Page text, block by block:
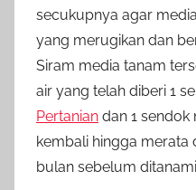
secukupnya agar
yang merugikan dan
Siram media tanam
air yang telah diberi 1
Pertanian dan 1 sendok
kembali hingga merata
bulan sebelum